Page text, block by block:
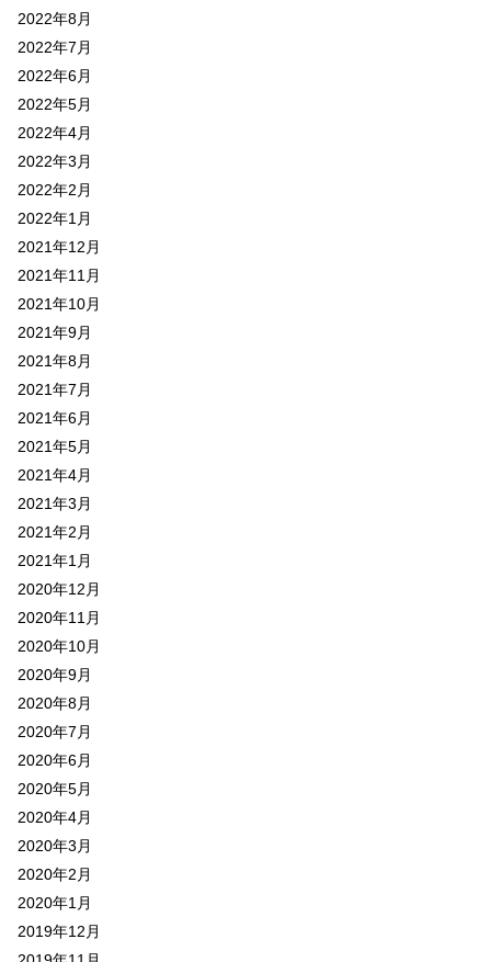
2022年8月
2022年7月
2022年6月
2022年5月
2022年4月
2022年3月
2022年2月
2022年1月
2021年12月
2021年11月
2021年10月
2021年9月
2021年8月
2021年7月
2021年6月
2021年5月
2021年4月
2021年3月
2021年2月
2021年1月
2020年12月
2020年11月
2020年10月
2020年9月
2020年8月
2020年7月
2020年6月
2020年5月
2020年4月
2020年3月
2020年2月
2020年1月
2019年12月